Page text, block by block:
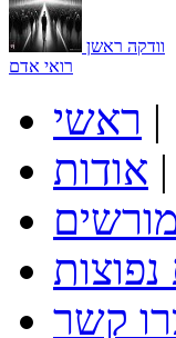
וודקה ראשן
רואי אדם
ראשי |
אודות |
קשר